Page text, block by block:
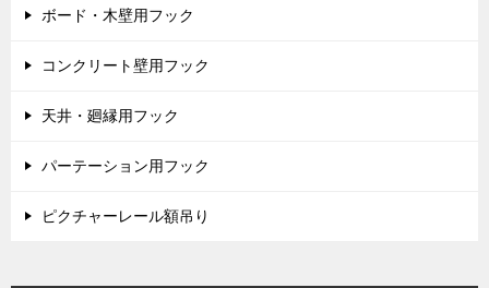
ボード・木壁用フック
コンクリート壁用フック
天井・廻縁用フック
パーテーション用フック
ピクチャーレール額吊り